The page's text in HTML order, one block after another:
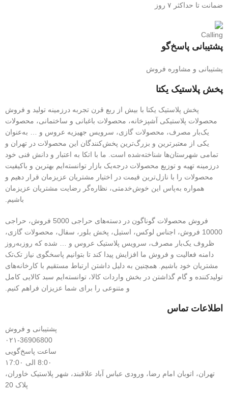
ضمانت تا حداکثر ۷ روز
پشتیبانی پاسخ‌گو
پشتیبانی و مشاوره فروش
پخش پلاستیک یکتا
پخش پلاستیک یکتا با بیش از ربع قرن تجربه درزمینه تولید و فروش
محصولات پلاستیکی آشپزخانه، محصولات باغبانی و ساختمانی، محصولات
یک‌بار مصرف، محصولات گازی، سرویس جهیزیه عروس و … به‌عنوان
یکی از معتبرترین و بزرگ‌ترین پخش‌کنندگان این محصولات در تهران و
تمامی شهرستان‌ها شناخته‌شده است. ما با اتکا به اعتبار و دانش فنی خود
درزمینه تهیه و توزیع محصولات درجه‌یک بازار توانسته‌ایم بهترین و باکیفیت
محصولات را با نازل‌ترین قیمت در اختیار مشتریان عزیزمان قرار دهیم و
همواره به‌پاس این خوش‌خدمتی، نظاره‌گر رضایت مشتریان عزیزمان
باشیم.
فروش محصولات گوناگون در دسته‌های حراجی 5000 فروش، حراجی
10000 فروش، اجناس لوکس، استیل، پخش بلور، سفال، محصولات گازی،
ظروف یک‌بار مصرف، سرویس پلاستیک عروس و … شده که روزبه‌روز
دامنه فعالیت و فروش ما افزایش پیدا کند تا بتوانیم پاسخگوی نیاز تک‌تک
مشتریان خود باشیم. همچنین به دلیل داشتن ارتباط مستقیم با کارخانه‌های
تولیدکننده و گام گذاشتن در بخش واردات کالا، توانسته‌ایم سبد کالایی کامل
و متنوعی را برای شما عزیزان فراهم کنیم.
اطلاعات تماس
پشتیبانی و فروش
۰۲۱-36906800
ساعت پاسخ‌گویی
8:0۰ الی ۱7:0۰
تهران، اتوبان امام رضا، ورودی عباس آباد علاقبند، شهر پلاستیک خاوران،
پلاک 20